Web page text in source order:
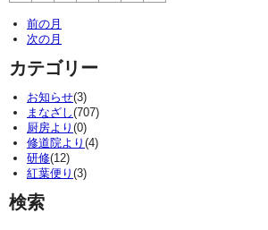
前の月
次の月
カテゴリー
お知らせ(3)
まなざし(707)
厨房より (0)
修道院より (4)
研修(12)
紅葉便り (3)
検索